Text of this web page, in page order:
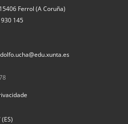
Ferrol (A Coruña)
145